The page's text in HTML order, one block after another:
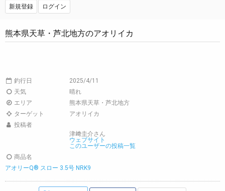
新規登録
ログイン
熊本県天草・芦北地方のアオリイカ
釣行日
2025/4/11
天気
晴れ
エリア
熊本県天草・芦北地方
ターゲット
アオリイカ
投稿者
津﨑圭介さん
ウェブサイト
このユーザーの投稿一覧
商品名
アオリーQ® スロー 3.5号 NRK9